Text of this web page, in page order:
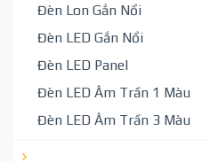
Đèn Lon Gắn Nổi
Đèn LED Gắn Nổi
Đèn LED Panel
Đèn LED Âm Trần 1 Màu
Đèn LED Âm Trần 3 Màu